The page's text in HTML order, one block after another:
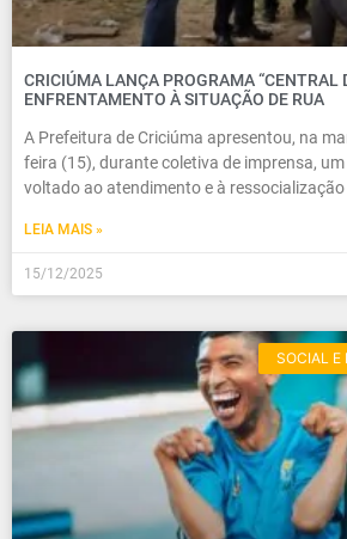
CRICIÚMA LANÇA PROGRAMA “CENTRAL
ENFRENTAMENTO À SITUAÇÃO DE RUA
A Prefeitura de Criciúma apresentou, na
feira (15), durante coletiva de imprensa,
voltado ao atendimento e à
LEIA MAIS »
15/12/2025
SOCIAL E